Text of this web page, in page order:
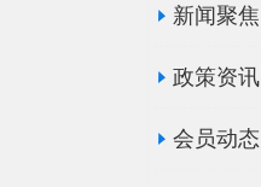
新闻聚焦
政策资讯
会员动态